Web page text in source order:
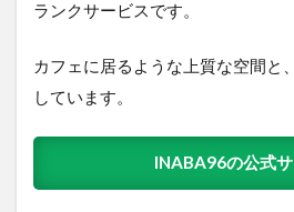
ランクサービスです。
カフェに居るような上質な空間と
しています。
INABA96の公式